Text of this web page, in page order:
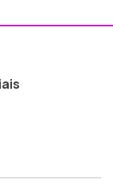
ao